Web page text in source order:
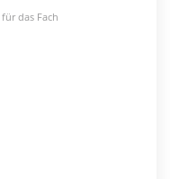
das Fach